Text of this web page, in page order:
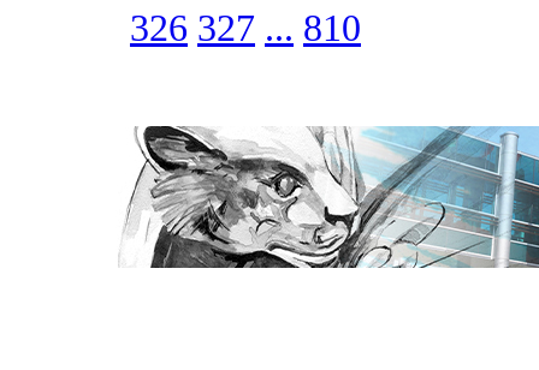
326 327 ... 810